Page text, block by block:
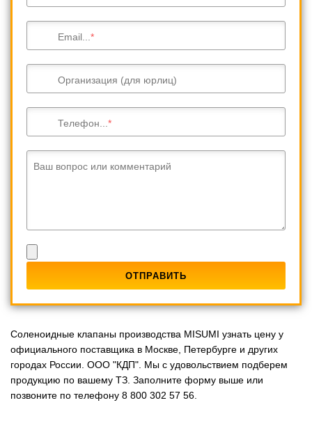
Email...
Организация (для юрлиц)
Телефон...
Ваш вопрос или комментарий
Соленоидные клапаны производства MISUMI узнать цену у
официального поставщика в Москве, Петербурге и других
городах России. ООО "КДП". Мы с удовольствием подберем
продукцию по вашему ТЗ. Заполните форму выше или
позвоните по телефону 8 800 302 57 56.